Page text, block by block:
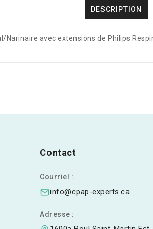
DESCRIPTION
Narinaire avec extensions de Philips
Contact
Courriel :
info@cpap-experts.ca
Adresse :